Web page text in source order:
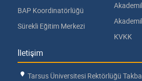
BAP Koordinatörlüğü
Sürekli Eğitim Merkezi
KVKK
İletişim
Tarsus Üniversitesi Rektörlüğü